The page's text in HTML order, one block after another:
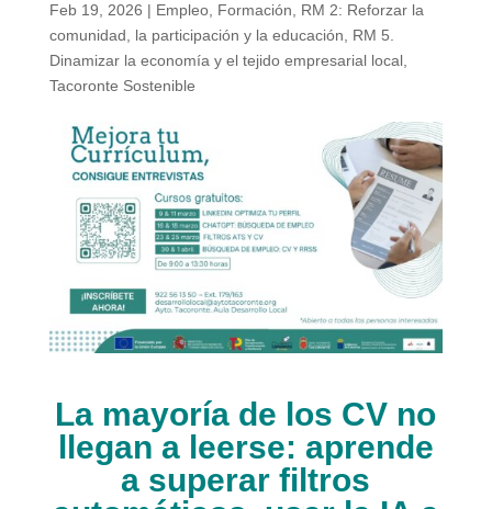
Feb 19, 2026 | Empleo, Formación
RM 2: Reforzar la
comunidad, la participación y la educación
RM 5.
Dinamizar la economía y el tejido empresarial local,
Tacoronte Sostenible
La mayoría de los CV no
llegan a leerse: aprende
a superar filtros